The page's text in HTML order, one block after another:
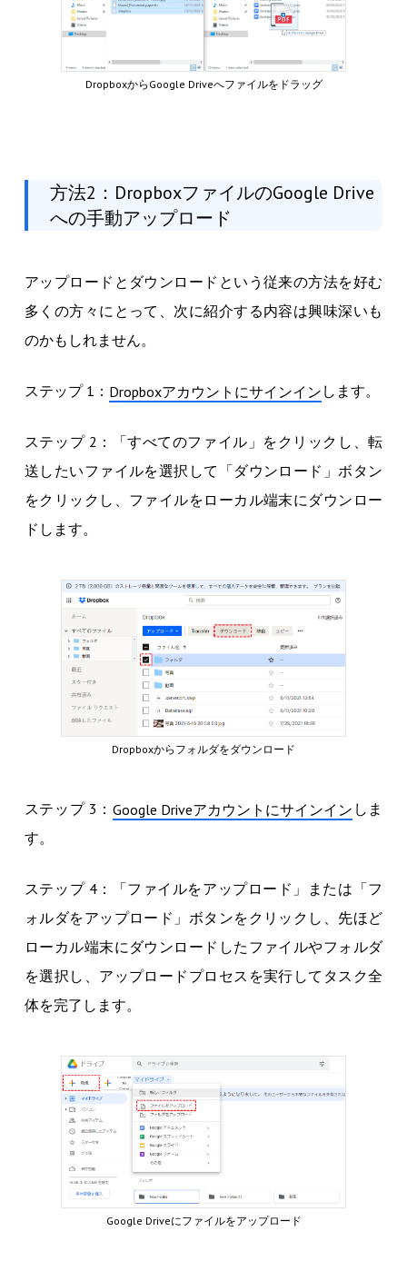
DropboxからGoogle Driveへファイルをドラッグ
方法2：DropboxファイルのGoogle Drive
への手動アップロード
アップロードとダウンロードという従来の方法を好む
多くの方々にとって、次に紹介する内容は興味深いも
のかもしれません。
ステップ 1： Dropboxアカウントにサインイン します。
ステップ 2：「すべてのファイル」をクリックし、転
送したいファイルを選択して「ダウンロード」ボタン
をクリックし、ファイルをローカル端末にダウンロー
ドします。
Dropboxからフォルダをダウンロード
ステップ 3： Google Driveアカウントにサインイン しま
す。
ステップ 4：「ファイルをアップロード」または「フ
ォルダをアップロード」ボタンをクリックし、先ほど
ローカル端末にダウンロードしたファイルやフォルダ
を選択し、アップロードプロセスを実行してタスク全
体を完了します。
Google Driveにファイルをアップロード